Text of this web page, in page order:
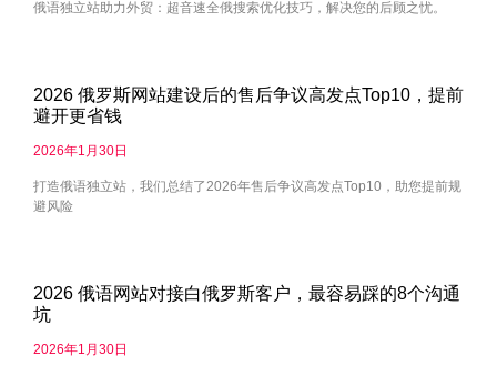
俄语独立站助力外贸：超音速全俄搜索优化技巧，解决您的后顾之忧。
2026 俄罗斯网站建设后的售后争议高发点Top10，提前
避开更省钱
2026年1月30日
打造俄语独立站，我们总结了2026年售后争议高发点Top10，助您提前规
避风险
2026 俄语网站对接白俄罗斯客户，最容易踩的8个沟通
坑
2026年1月30日